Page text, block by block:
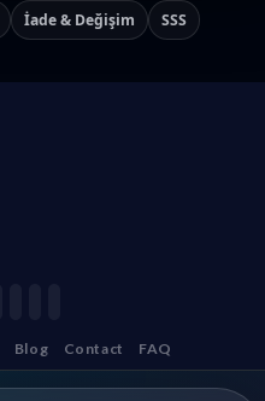
İade & Değişim
SSS
Blog Contact FAQ